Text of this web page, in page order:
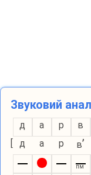
Звуковий
д а р в
[
д а р в’
пм